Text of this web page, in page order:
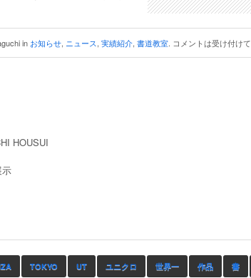
in お知らせ, ニュース, 実績紹介, 書道教室. コメントは受け付けて
HOUSUI
示
TOKYO UT ユニクロ 世界一 作品 書